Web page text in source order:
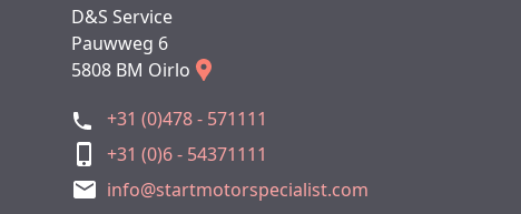
D&S Service
Pauwweg 6
5808 BM Oirlo
+31 (0)478 - 571111
+31 (0)6 - 54371111
info@startmotorspecialist.com